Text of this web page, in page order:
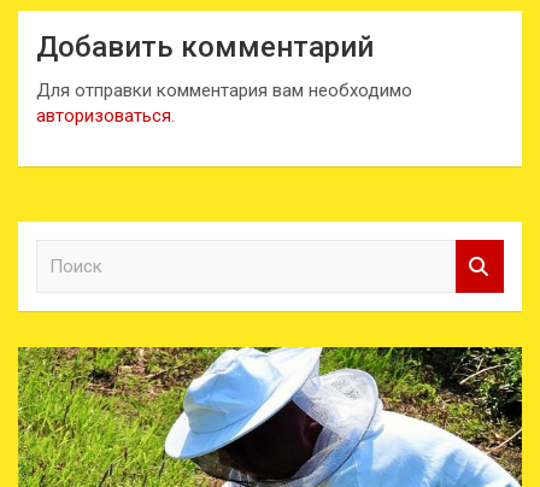
Добавить комментарий
Для отправки комментария вам необходимо
авторизоваться.
к